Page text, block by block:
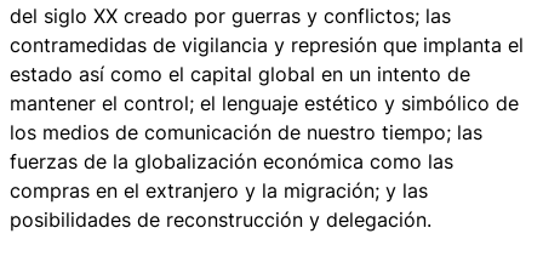
del siglo XX creado por guerras y conflictos; las
contramedidas de vigilancia y represión que implanta el
estado así como el capital global en un intento de
mantener el control; el lenguaje estético y simbólico de
los medios de comunicación de nuestro tiempo; las
fuerzas de la globalización económica como las
compras en el extranjero y la migración; y las
posibilidades de reconstrucción y delegación.